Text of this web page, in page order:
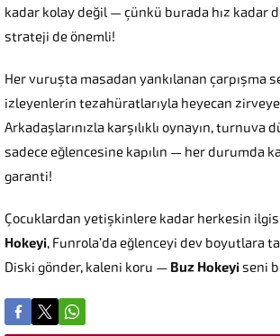
kadar kolay değil — çünkü burada hız kadar
strateji de önemli!
Her vuruşta masadan yankılanan çarpışma
izleyenlerin tezahüratlarıyla heyecan zirveye
Arkadaşlarınızla karşılıklı oynayın, turnuva
sadece eğlencesine kapılın — her durumda
garanti!
Çocuklardan yetişkinlere kadar herkesin
Hokeyi, Funrola’da eğlenceyi dev boyutlara
Diski gönder, kaleni koru — Buz Hokeyiseni